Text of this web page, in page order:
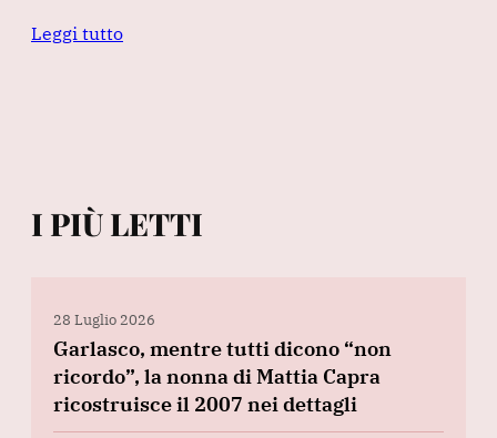
Leggi tutto
I PIÙ LETTI
28 Luglio 2026
Garlasco, mentre tutti dicono “non
ricordo”, la nonna di Mattia Capra
ricostruisce il 2007 nei dettagli